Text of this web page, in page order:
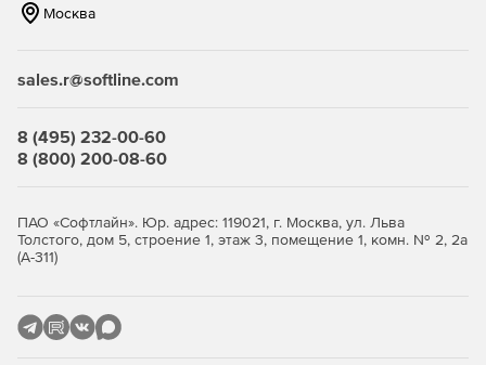
просмотра, редактирования и поиска.
Microsoft Access и Microsoft SQL.
Автоматический и запланированный вывод
Удаленная настройка имен компьютеров, IP-адресов,
Москва
sales.r@softline.com
8 (495) 232-00-60
8 (800) 200-08-60
ПАО «Софтлайн». Юр. адрес: 119021, г. Москва, ул. Льва
Толстого, дом 5, строение 1, этаж 3, помещение 1, комн. № 2, 2а
(А-311)